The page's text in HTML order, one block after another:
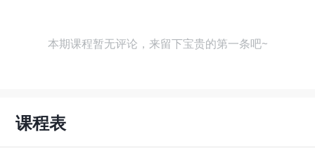
本期课程暂无评论，来留下宝贵的第一条吧~
课程表